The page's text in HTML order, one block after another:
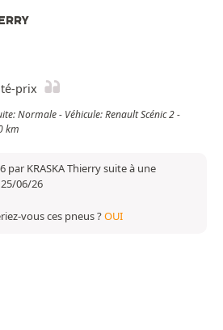
prix
Normale - Véhicule: Renault Scénic 2 -
km
par KRASKA Thierry suite à une
06/26
vous ces pneus ?OUI